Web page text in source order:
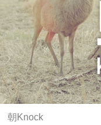
朝Knock